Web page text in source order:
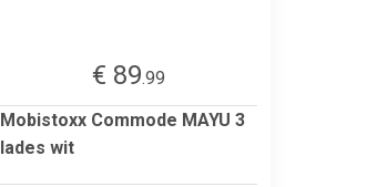
€ 89.99
Mobistoxx Commode MAYU 3
lades wit